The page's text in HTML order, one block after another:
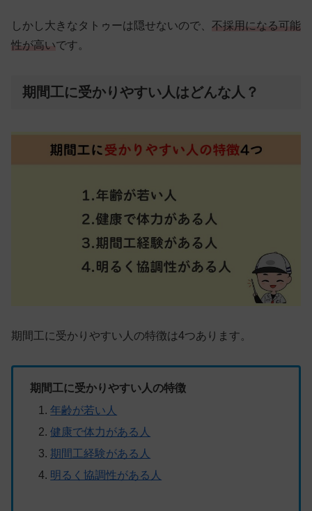
しかし大きなタトゥーは隠せないので、 不採用になる可能
性が高いです。
期間工に受かりやすい人はどんな人？
期間工に受かりやすい人の特徴は4つあります。
期間工に受かりやすい人の特徴
年齢が若い人
健康で体力がある人
期間工経験がある人
明るく協調性がある人